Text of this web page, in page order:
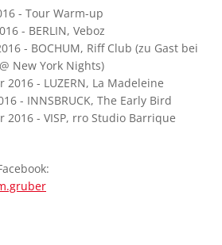
- Tour Warm-up
- BERLIN, Veboz
- BOCHUM, Riff Club (zu Gast bei
New York Nights)
- LUZERN, La Madeleine
- INNSBRUCK, The Early Bird
2016 - VISP, rro Studio Barrique